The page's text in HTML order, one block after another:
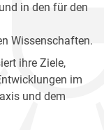
in den für den
Wissenschaften.
ihre Ziele,
im
und dem